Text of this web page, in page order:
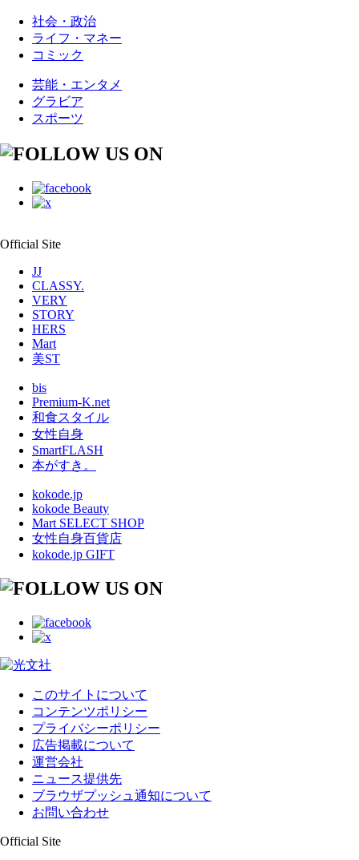
社会・政治
ライフ・マネー
コミック
芸能・エンタメ
グラビア
スポーツ
Official Site
JJ
CLASSY.
VERY
STORY
HERS
Mart
美ST
bis
Premium-K.net
和食スタイル
女性自身
SmartFLASH
本がすき。
kokode.jp
kokode Beauty
Mart SELECT SHOP
女性自身百貨店
kokode.jp GIFT
このサイトについて
コンテンツポリシー
プライバシーポリシー
広告掲載について
運営会社
ニュース提供先
ブラウザプッシュ通知について
お問い合わせ
Official Site